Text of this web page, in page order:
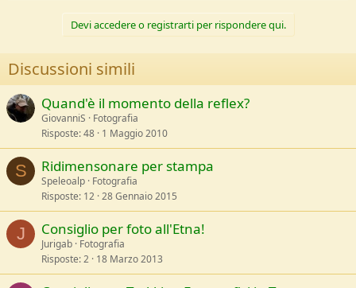
Devi accedere o registrarti per rispondere qui.
Discussioni simili
Quand'è il momento della reflex?
GiovanniS
Fotografia
Risposte 48 1 Maggio 2010
S Ridimensonare per stampa
Speleoalp Fotografia
Risposte 12 28 Gennaio 2015
J Consiglio per foto all'Etna!
Jurigab Fotografia
Risposte 2 18 Marzo 2013